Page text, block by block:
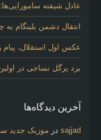
عادل شیفته
انتقال دشمن بلینگام
عکس اول استقلال، پیام
برد پرگل نساجی در
آخرین دیدگاه‌ها
sajjad در موزیک جدید